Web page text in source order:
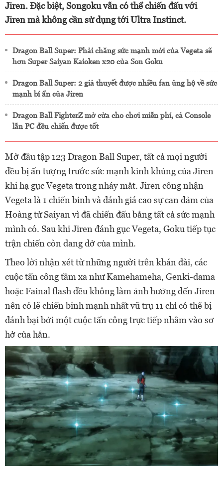
Jiren. Đặc biệt, Songoku vẫn có thể chiến đấu với
Jiren mà không cần sử dụng tới Ultra Instinct.
Dragon Ball Super: Phải chăng sức mạnh mới của Vegeta sẽ
hơn Super Saiyan Kaioken x20 của Son Goku
Dragon Ball Super: 2 giả thuyết được nhiều fan ủng hộ về sức
mạnh bí ẩn của Jiren
Dragon Ball FighterZ mở cửa cho chơi miễn phí, cả Console
lẫn PC đều chiến được tốt
Mở đầu tập 123 Dragon Ball Super, tất cả mọi người
đều bị ấn tượng trước sức mạnh kinh khủng của Jiren
khi hạ gục Vegeta trong nháy mắt. Jiren công nhận
Vegeta là 1 chiến binh và đánh giá cao sự can đảm của
Hoàng tử Saiyan vì đã chiến đấu bằng tất cả sức mạnh
mình có. Sau khi Jiren đánh gục Vegeta, Goku tiếp tục
trận chiến còn dang dở của mình.
Theo lời nhận xét từ những người trên khán đài, các
cuộc tấn công tầm xa như Kamehameha, Genki-dama
hoặc Fainal flash đều không làm ảnh hưởng đến Jiren
nên có lẽ chiến binh mạnh nhất vũ trụ 11 chỉ có thể bị
đánh bại bởi một cuộc tấn công trực tiếp nhằm vào sơ
hở của hắn.